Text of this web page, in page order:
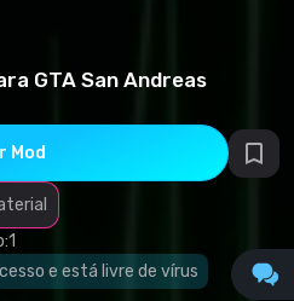
GTA San Andreas
Mod
1
e está livre de vírus